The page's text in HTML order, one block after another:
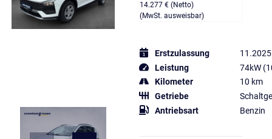
14.277 € (Netto)
(MwSt. ausweisbar)
Erstzulassung
11.2025
Leistung
74kW
Kilometer
10 km
Getriebe
Antriebsart
Benzin